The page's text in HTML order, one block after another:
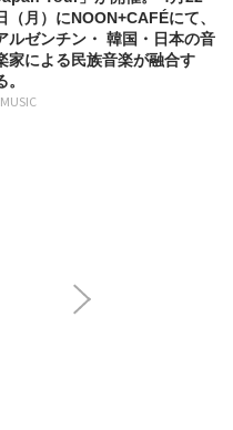
（月）にNOON+CAFÉにて、
ルゼンチン・ 韓国・日本の音
家による民族音楽が融合す
。